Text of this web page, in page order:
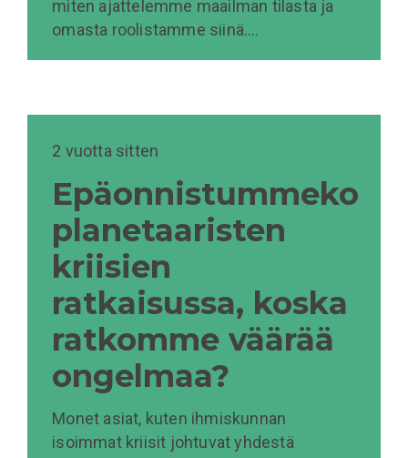
miten ajattelemme maailman tilasta ja
omasta roolistamme siinä.…
2 vuotta sitten
Epäonnistummeko
planetaaristen
kriisien
ratkaisussa, koska
ratkomme väärää
ongelmaa?
Monet asiat, kuten ihmiskunnan
isoimmat kriisit johtuvat yhdestä